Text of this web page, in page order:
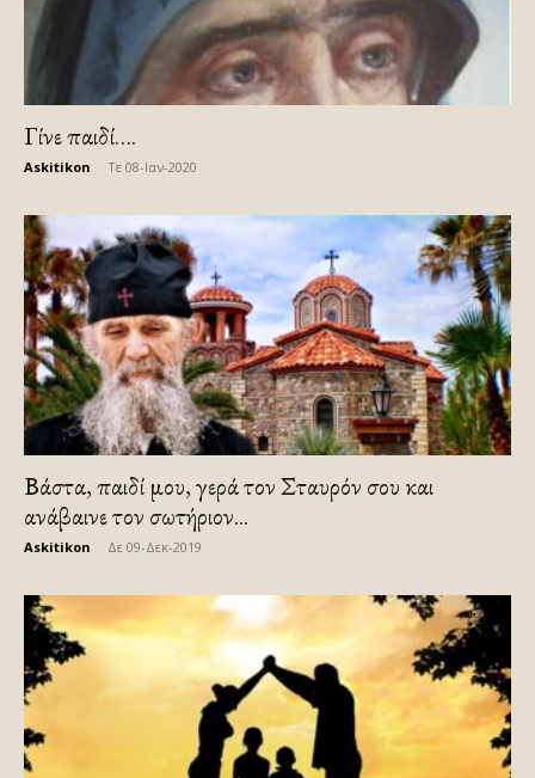
Γίνε παιδί….
Askitikon Τε 08-Ιαν-2020
Βάστα, παιδί μου, γερά τον Σταυρόν σου και
ανάβαινε τον σωτήριον...
Askitikon Δε 09-Δεκ-2019